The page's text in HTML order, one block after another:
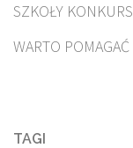
SZKOŁY KONKURS
WARTO POMAGAĆ
TAGI